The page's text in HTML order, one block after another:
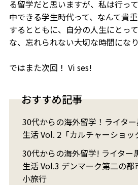
る留学だと思いますが、私は行っ
中できる学生時代って、なんて貴
するとともに、自分の人生にとっ
な、忘れられない大切な時間になり
ではまた次回！ Vi ses!
おすすめ記事
30代からの海外留学！ライタ
生活 Vol. 2「カルチャーショッ
30代からの海外留学! ライター
生活 Vol.3 デンマーク第二の都
小旅行